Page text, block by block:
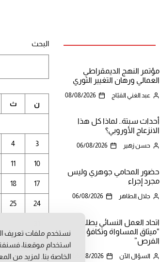
مؤتمر النهج الديمقراطي
العمالي ورهان التغيير الثوري
عبد الغني القبّاج 08/08/2026
أحداث سبتة.. لماذا كل هذا
الانزعاج الأوروبي؟
حسن زهير 06/08/2026
حضور المحامي جوهري وليس
مجرد إجراء
جلال الطاهر 06/08/2026
اتحاد العمل النسائي يطلق
“ميثاق المساواة وتكافؤ
الفرص”
السؤال الآن 06/08/2026
البحث
ن ث
3
4
10
11
17
18
24
25
نستخدم ملفات تعريف
استخدام موقعنا،
الخاصة بنا. لمزيد من